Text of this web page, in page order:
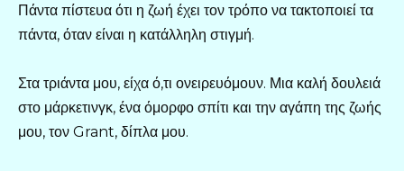
Πάντα πίστευα ότι η ζωή έχει τον τρόπο να τακτοποιεί τα
πάντα, όταν είναι η κατάλληλη στιγμή.
Στα τριάντα μου, είχα ό,τι ονειρευόμουν. Μια καλή δουλειά
στο μάρκετινγκ, ένα όμορφο σπίτι και την αγάπη της ζωής
μου, τον Grant, δίπλα μου.